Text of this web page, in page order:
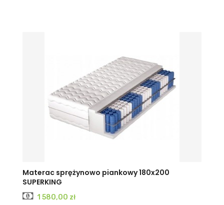
Materac sprężynowo piankowy 180x200
SUPERKING
Cena
1 580,00 zł